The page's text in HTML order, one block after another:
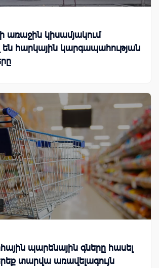
առաջին կիսամյակում
են հարկային կարգապահության
պարենային գները հասել
տարվա առավելագույն